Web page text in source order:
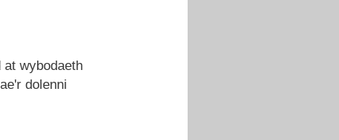
wybodaeth
dolenni